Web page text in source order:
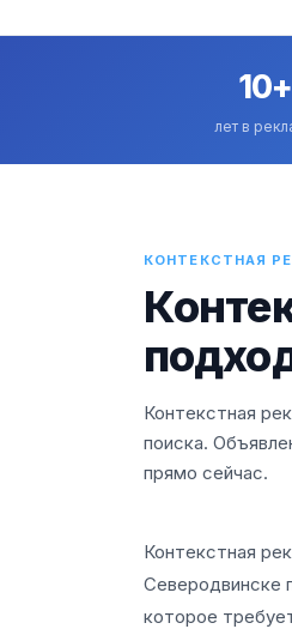
10+
лет в
КОНТЕКСТНАЯ
Контекстная
поиска.
прямо сейчас.
Контекстная
Северодвинске
которое